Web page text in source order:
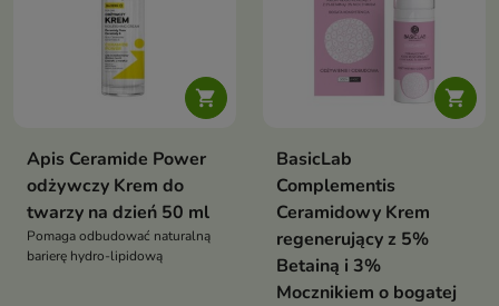

Apis Ceramide Power
odżywczy Krem do
twarzy na dzień 50 ml
Pomaga odbudować naturalną
barierę hydro-lipidową

BasicLab
Complementis
Ceramidowy Krem
regenerujący z 5%
Betainą i 3%
Mocznikiem o bogatej